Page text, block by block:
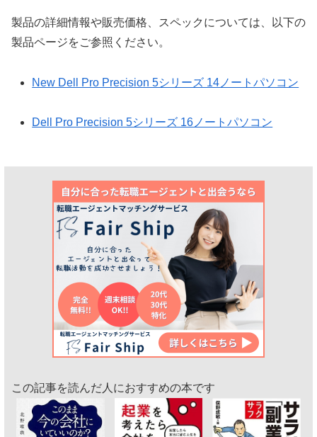
製品の詳細情報や販売価格、スペックについては、以下の
製品ページをご参照ください。
New Dell Pro Precision 5シリーズ 14ノートパソコン
Dell Pro Precision 5シリーズ 16ノートパソコン
この記事を読んだ人におすすめの本です